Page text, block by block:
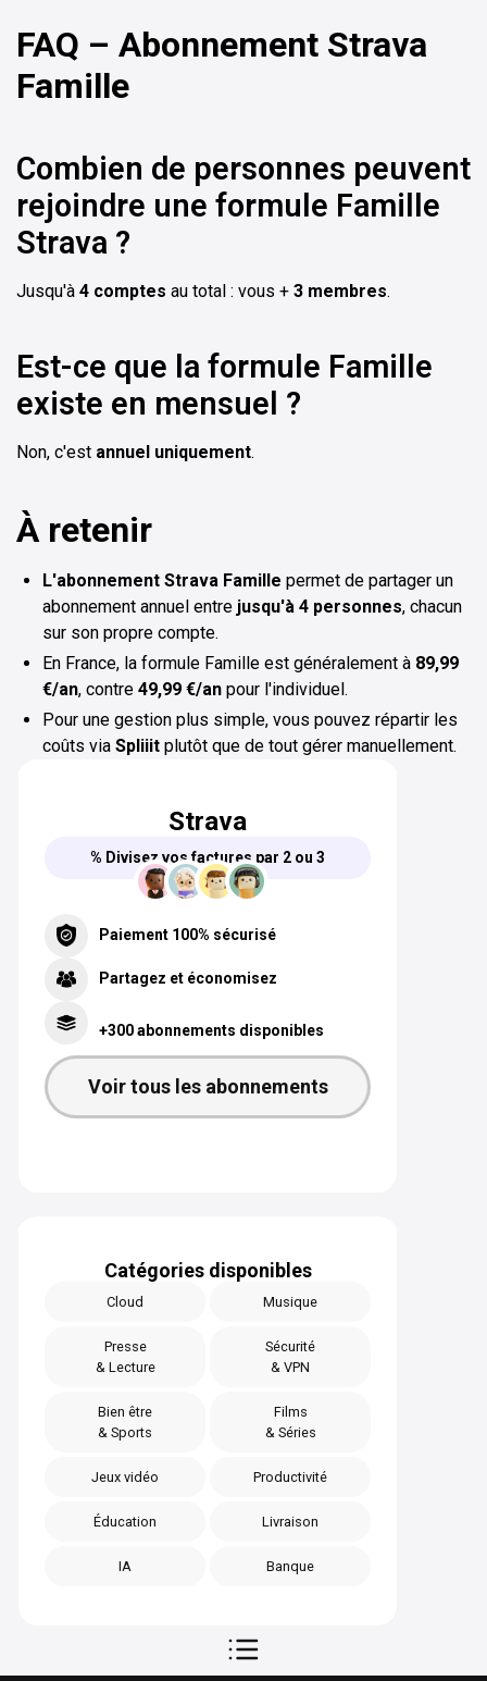
FAQ – Abonnement Strava
Famille
Combien de personnes peuvent
rejoindre une formule Famille
Strava ?
Jusqu'à 4 comptes au total : vous + 3 membres.
Est-ce que la formule Famille
existe en mensuel ?
Non, c'est annuel uniquement.
À retenir
L'abonnement Strava Famille permet de partager un
abonnement annuel entre jusqu'à 4 personnes, chacun
sur son propre compte.
En France, la formule Famille est généralement à 89,99
€/an, contre 49,99 €/an pour l'individuel.
Pour une gestion plus simple, vous pouvez répartir les
coûts via Spliiit plutôt que de tout gérer manuellement.
Strava
% Divisez vos factures par 2 ou 3
Paiement 100% sécurisé
Partagez et économisez
+300 abonnements disponibles
Voir tous les abonnements
Catégories disponibles
Cloud Musique
Presse
& Lecture
Sécurité
& VPN
Bien être
& Sports
Films
& Séries
Jeux vidéo Productivité
Éducation Livraison
IA Banque